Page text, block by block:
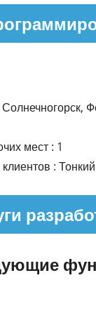
мест : 1
: Тонкий